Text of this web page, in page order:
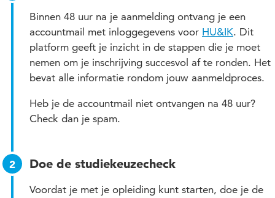
Binnen 48 uur na je aanmelding ontvang je een
accountmail met inloggegevens voor HU&IK. Dit
platform geeft je inzicht in de stappen die je moet
nemen om je inschrijving succesvol af te ronden. Het
bevat alle informatie rondom jouw aanmeldproces.
Heb je de accountmail niet ontvangen na 48 uur?
Check dan je spam.
Doe de studiekeuzecheck
Voordat je met je opleiding kunt starten, doe je de